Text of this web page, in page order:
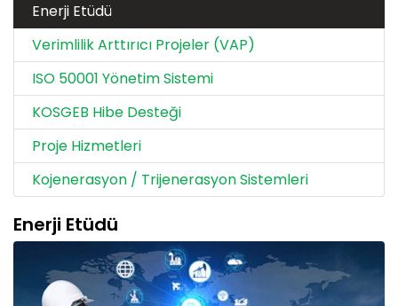
Enerji Etüdü
Verimlilik Arttırıcı Projeler (VAP)
ISO 50001 Yönetim Sistemi
KOSGEB Hibe Desteği
Proje Hizmetleri
Kojenerasyon / Trijenerasyon Sistemleri
Enerji Etüdü